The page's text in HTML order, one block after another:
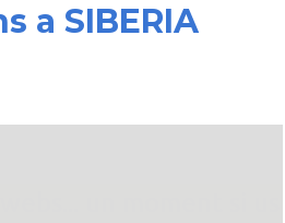
a SIBERIA
un moment si us